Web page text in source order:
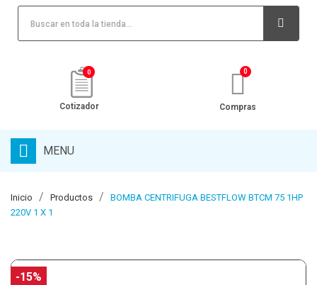
0
Cotizador Compras
MENU
Inicio Productos
BOMBA CENTRIFUGA BESTFLOW BTCM 75 1HP
220V 1 X 1
-15%